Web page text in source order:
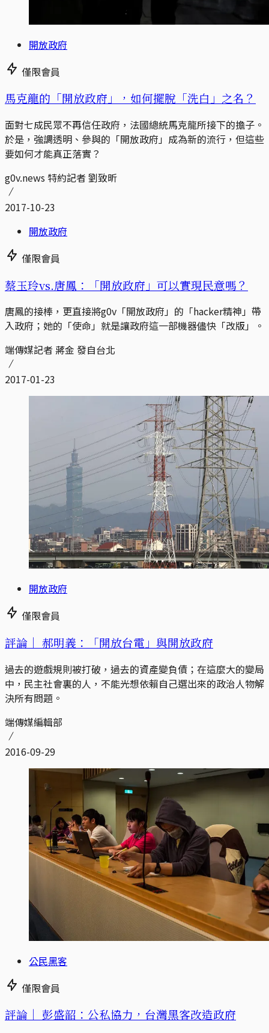
開放政府
僅限會員
馬克龍的「開放政府」，如何擺脫「洗白」之名？
面對七成民眾不再信任政府，法國總統馬克龍所接下的擔子。
於是，強調透明、參與的「開放政府」成為新的流行，但這些
要如何才能真正落實？
g0v.news 特約記者 劉致昕
2017-10-23
開放政府
僅限會員
蔡玉玲vs.唐鳳：「開放政府」可以實現民意嗎？
唐鳳的接棒，更直接將g0v「開放政府」的「hacker精神」帶
入政府；她的「使命」就是讓政府這一部機器儘快「改版」。
端傳媒記者 蔣金 發自台北
2017-01-23
開放政府
僅限會員
評論｜ 郝明義：「開放台電」與開放政府
過去的遊戲規則被打破，過去的資產變負債；在這麼大的變局
中，民主社會裏的人，不能光想依賴自己選出來的政治人物解
決所有問題。
端傳媒編輯部
2016-09-29
公民黑客
僅限會員
評論｜ 彭盛韶：公私協力，台灣黑客改造政府